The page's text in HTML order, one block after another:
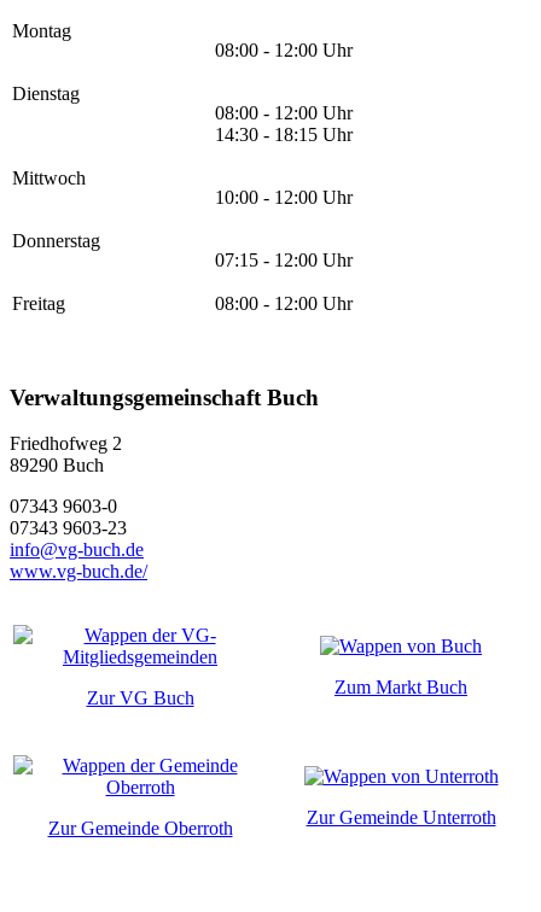
Montag
08:00 - 12:00 Uhr
Dienstag
08:00 - 12:00 Uhr
14:30 - 18:15 Uhr
Mittwoch
10:00 - 12:00 Uhr
Donnerstag
07:15 - 12:00 Uhr
Freitag 08:00 - 12:00 Uhr
Verwaltungsgemeinschaft Buch
Friedhofweg 2
89290 Buch
07343 9603-0
07343 9603-23
info@vg-buch.de
www.vg-buch.de/
Zur VG Buch
Zum Markt Buch
Zur Gemeinde Oberroth
Zur Gemeinde Unterroth